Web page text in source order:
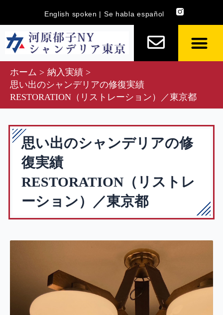
を
English spoken | Se habla español
ホーム
納入実績
思い出のシャンデリアの修復実績
RESTORATION（リストレーション）／東京都
思い出のシャンデリアの修
復実績
RESTORATION（リストレ
ーション）／東京都